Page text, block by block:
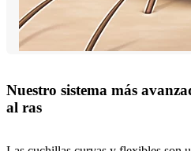
Nuestro sistema más
al ras